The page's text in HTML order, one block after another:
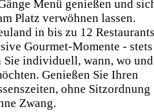
Menü genießen und
Platz verwöhnen lassen.
in bis zu 12 Restaurants
Gourmet-Momente - stets
Sie individuell, wann, wo und
Genießen Sie Ihren
ohne Sitzordnung
Zwang.